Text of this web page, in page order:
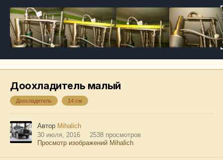
Доохладитель малый
Доохладитель 14 см
Автор Mihalich
30 июля, 2016
2538 просмотров
Просмотр изображений Mihalich